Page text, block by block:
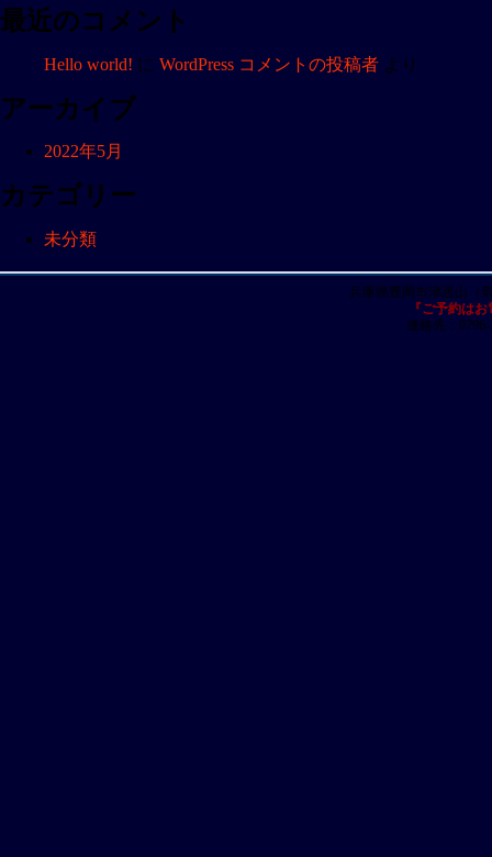
ョ
ン
最近のコメント
Hello world! に WordPress コメントの投稿者 より
アーカイブ
2022年5月
カテゴリー
未分類
兵庫県豊岡市津居山
『ご予約は
連絡先：